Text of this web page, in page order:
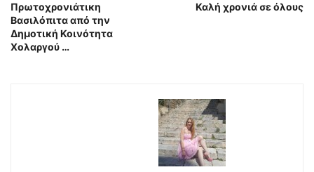
Πρωτοχρονιάτικη
Βασιλόπιτα από την
Δημοτική Κοινότητα
Χολαργού …
Καλή χρονιά σε όλους